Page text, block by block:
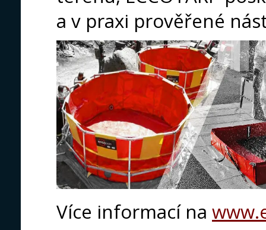
a v praxi prověřené
Více informací na